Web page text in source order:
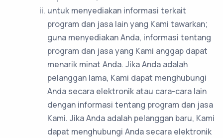
untuk menyediakan informasi terkait
program dan jasa lain yang Kami tawarkan;
guna menyediakan Anda, informasi tentang
program dan jasa yang Kami anggap dapat
menarik minat Anda. Jika Anda adalah
pelanggan lama, Kami dapat menghubungi
Anda secara elektronik atau cara-cara lain
dengan informasi tentang program dan jasa
Kami. Jika Anda adalah pelanggan baru, Kami
dapat menghubungi Anda secara elektronik